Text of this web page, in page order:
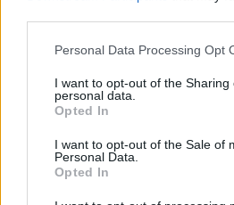
Personal Data Processing Opt
I want to opt-out of the Sharing
personal data.
Opted In
I want to opt-out of the Sale of
Personal Data.
Opted In